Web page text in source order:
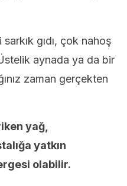
gıdı, çok nahoş
aynada ya da bir
zaman gerçekten
yağ,
yatkın
olabilir.